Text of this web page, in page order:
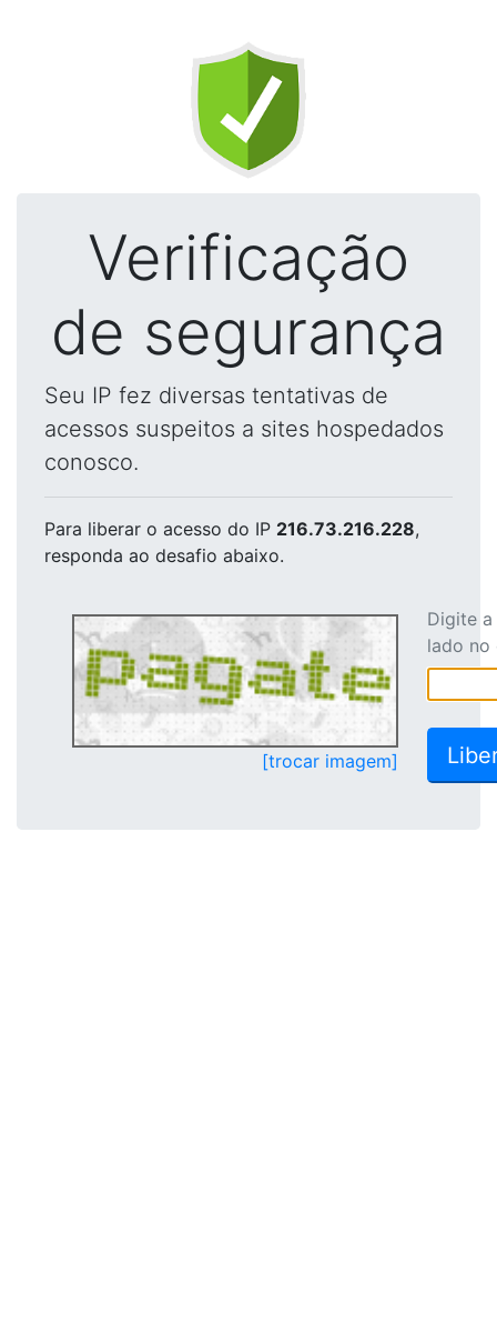
Verificação
de segurança
Seu IP fez diversas tentativas de
acessos suspeitos a sites hospedados
conosco.
Para liberar o acesso do IP 216.73.216.228,
responda ao desafio abaixo.
[trocar imagem]
Digite
lado no